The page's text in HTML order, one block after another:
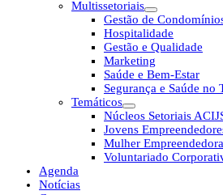
Multissetoriais
Gestão de
Hospitalidade
Gestão e Qualidade
Marketing
Saúde e Bem-Estar
Segurança e Saúde no
Temáticos
Núcleos Setoriais
Jovens
Mulher Empreendedora
Voluntariado
Agenda
Notícias